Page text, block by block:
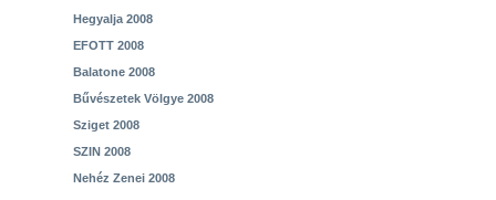
Hegyalja 2008
EFOTT 2008
Balatone 2008
Bűvészetek Völgye 2008
Sziget 2008
SZIN 2008
Nehéz Zenei 2008